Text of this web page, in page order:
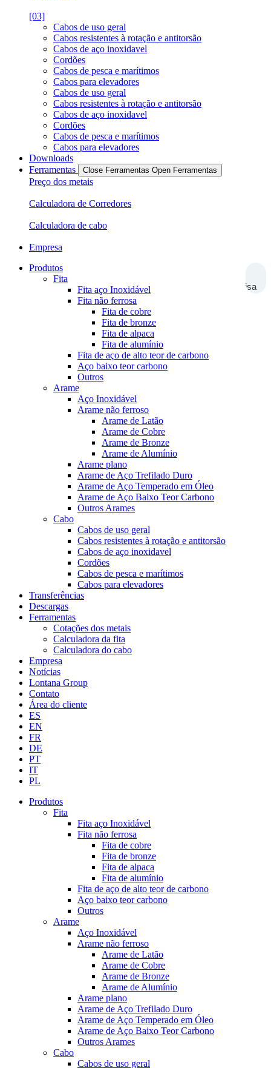
[03]
Cabos de uso geral
Cabos resistentes à rotação e antitorsão
Cabos de aço inoxidavel
Cordões
Cabos de pesca e marítimos
Cabos para elevadores
Cabos de uso geral
Cabos resistentes à rotação e antitorsão
Cabos de aço inoxidavel
Cordões
Cabos de pesca e marítimos
Cabos para elevadores
Downloads
Ferramentas
Close Ferramentas Open Ferramentas
Preço dos metais
Calculadora de Corredores
Calculadora de cabo
Empresa
Pesquisa
Produtos
Fita
Fita aço Inoxidável
Fita não ferrosa
Fita de cobre
Fita de bronze
Fita de alpaca
Fita de alumínio
Fita de aço de alto teor de carbono
Aço baixo teor carbono
Outros
Arame
Aço Inoxidável
Arame não ferroso
Arame de Latão
Arame de Cobre
Arame de Bronze
Arame de Alumínio
Arame plano
Arame de Aço Trefilado Duro
Arame de Aço Temperado em Óleo
Arame de Aço Baixo Teor Carbono
Outros Arames
Cabo
Cabos de uso geral
Cabos resistentes à rotação e antitorsão
Cabos de aço inoxidavel
Cordões
Cabos de pesca e marítimos
Cabos para elevadores
Transferências
Descargas
Ferramentas
Cotações dos metais
Calculadora da fita
Calculadora do cabo
Empresa
Notícias
Lontana Group
Contato
Área do cliente
ES
EN
FR
DE
PT
IT
PL
Produtos
Fita
Fita aço Inoxidável
Fita não ferrosa
Fita de cobre
Fita de bronze
Fita de alpaca
Fita de alumínio
Fita de aço de alto teor de carbono
Aço baixo teor carbono
Outros
Arame
Aço Inoxidável
Arame não ferroso
Arame de Latão
Arame de Cobre
Arame de Bronze
Arame de Alumínio
Arame plano
Arame de Aço Trefilado Duro
Arame de Aço Temperado em Óleo
Arame de Aço Baixo Teor Carbono
Outros Arames
Cabo
Cabos de uso geral